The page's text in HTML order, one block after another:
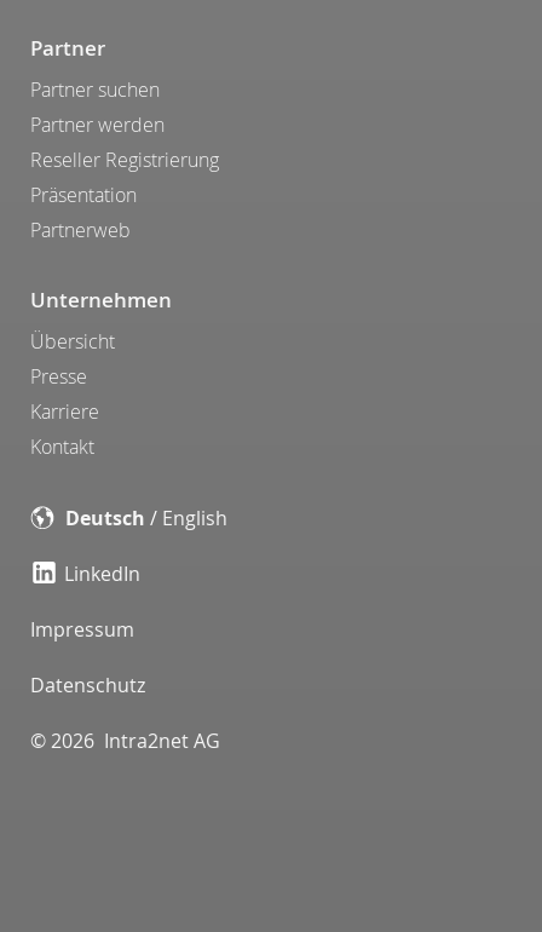
Partner
Partner suchen
Partner werden
Reseller Registrierung
Präsentation
Partnerweb
Unternehmen
Übersicht
Presse
Karriere
Kontakt
Deutsch / English
LinkedIn
Impressum
Datenschutz
© 2026 Intra2net AG